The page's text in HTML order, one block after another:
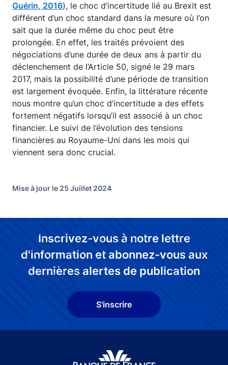
Guérin, 2016), le choc d’incertitude lié au Brexit est
différent d’un choc standard dans la mesure où l’on
sait que la durée même du choc peut être
prolongée. En effet, les traités prévoient des
négociations d’une durée de deux ans à partir du
déclenchement de l’Article 50, signé le 29 mars
2017, mais la possibilité d’une période de transition
est largement évoquée. Enfin, la littérature récente
nous montre qu’un choc d’incertitude a des effets
fortement négatifs lorsqu’il est associé à un choc
financier. Le suivi de l’évolution des tensions
financières au Royaume-Uni dans les mois qui
viennent sera donc crucial.
Mise à jour le 25 Juillet 2024
Inscrivez-vous à notre lettre
d'information et abonnez-vous aux
dernières alertes de publication
S'inscrire